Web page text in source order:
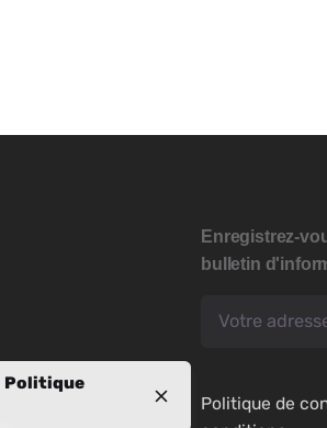
Enregistrez-
bulletin
Politique de
Politique